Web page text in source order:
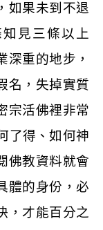
如果未到不退
知見三條以上
深重的地步，
名，失掉實質
宗活佛裡非常
了得、如何神
佛教資料就會
體的身份，必
，才能百分之